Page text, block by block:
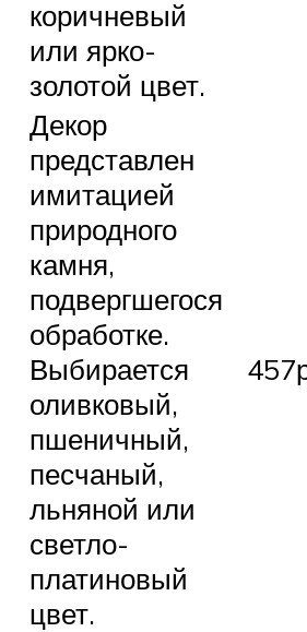
коричневый
или ярко-
золотой цвет.
Декор
представлен
имитацией
природного
камня,
подвергшегося
обработке.
Выбирается
оливковый,
пшеничный,
песчаный,
льняной или
светло-
платиновый
цвет.